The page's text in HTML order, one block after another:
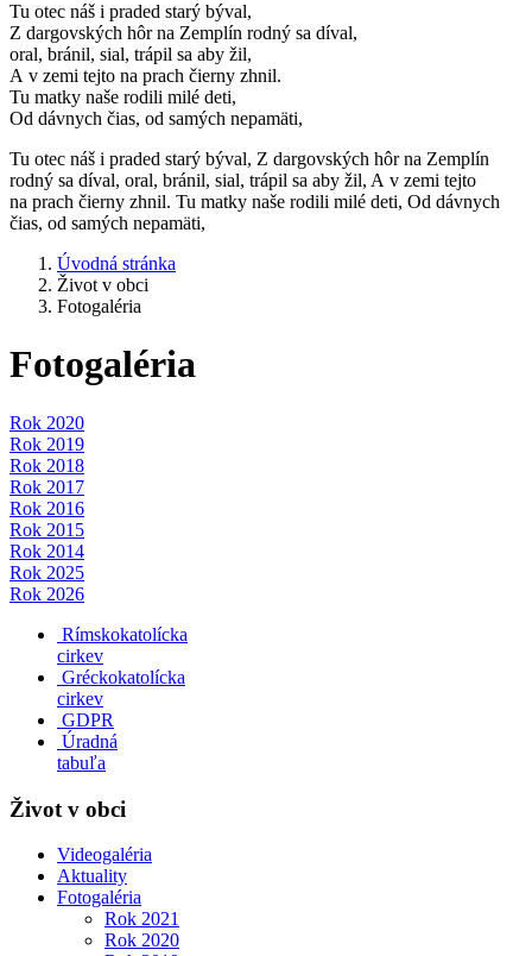
Tu otec náš i praded starý býval,
Z dargovských hôr na Zemplín rodný sa díval,
oral, bránil, sial, trápil sa aby žil,
A v zemi tejto na prach čierny zhnil.
Tu matky naše rodili milé deti,
Od dávnych čias, od samých nepamäti,
Tu otec náš i praded starý býval, Z dargovských hôr na Zemplín
rodný sa díval, oral, bránil, sial, trápil sa aby žil, A v zemi tejto
na prach čierny zhnil. Tu matky naše rodili milé deti, Od dávnych
čias, od samých nepamäti,
Úvodná stránka
Život v obci
Fotogaléria
Fotogaléria
Rok 2020
Rok 2019
Rok 2018
Rok 2017
Rok 2016
Rok 2015
Rok 2014
Rok 2025
Rok 2026
Rímskokatolícka
cirkev
Gréckokatolícka
cirkev
GDPR
Úradná
tabuľa
Život v obci
Videogaléria
Aktuality
Fotogaléria
Rok 2021
Rok 2020